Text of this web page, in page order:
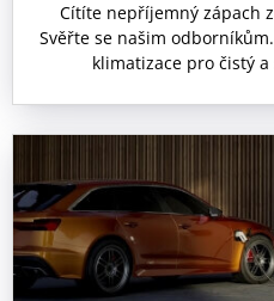
Cítíte nepříjemný zápach
Svěřte se našim
klimatizace pro čistý a